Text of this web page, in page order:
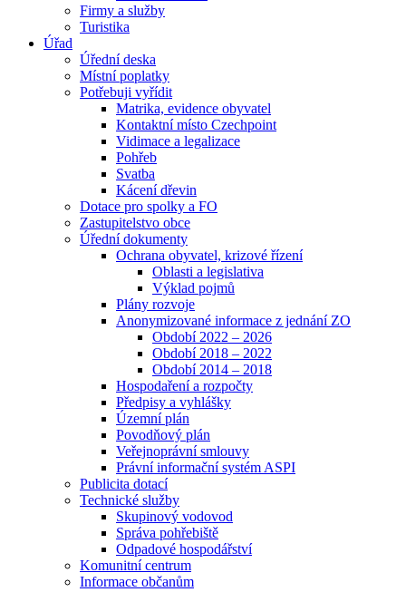
Firmy a služby
Turistika
Úřad
Úřední deska
Místní poplatky
Potřebuji vyřídit
Matrika, evidence obyvatel
Kontaktní místo Czechpoint
Vidimace a legalizace
Pohřeb
Svatba
Kácení dřevin
Dotace pro spolky a FO
Zastupitelstvo obce
Úřední dokumenty
Ochrana obyvatel, krizové řízení
Oblasti a legislativa
Výklad pojmů
Plány rozvoje
Anonymizované informace z jednání ZO
Období 2022 – 2026
Období 2018 – 2022
Období 2014 – 2018
Hospodaření a rozpočty
Předpisy a vyhlášky
Územní plán
Povodňový plán
Veřejnoprávní smlouvy
Právní informační systém ASPI
Publicita dotací
Technické služby
Skupinový vodovod
Správa pohřebiště
Odpadové hospodářství
Komunitní centrum
Informace občanům